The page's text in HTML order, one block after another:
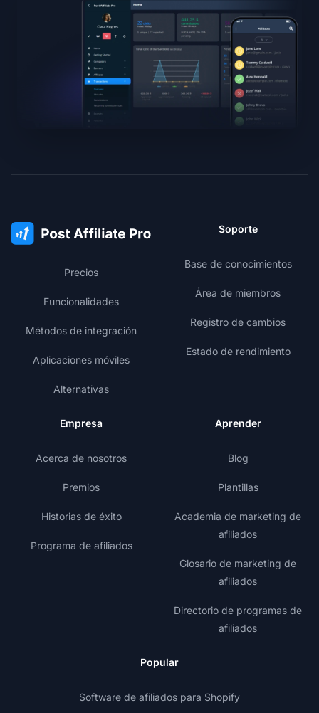
Precios
Funcionalidades
Métodos de integración
Aplicaciones móviles
Alternativas
Soporte
Base de conocimientos
Área de miembros
Registro de cambios
Estado de rendimiento
Empresa
Acerca de nosotros
Premios
Historias de éxito
Programa de afiliados
Aprender
Blog
Plantillas
Academia de marketing de
afiliados
Glosario de marketing de
afiliados
Directorio de programas de
afiliados
Popular
Software de afiliados para Shopify